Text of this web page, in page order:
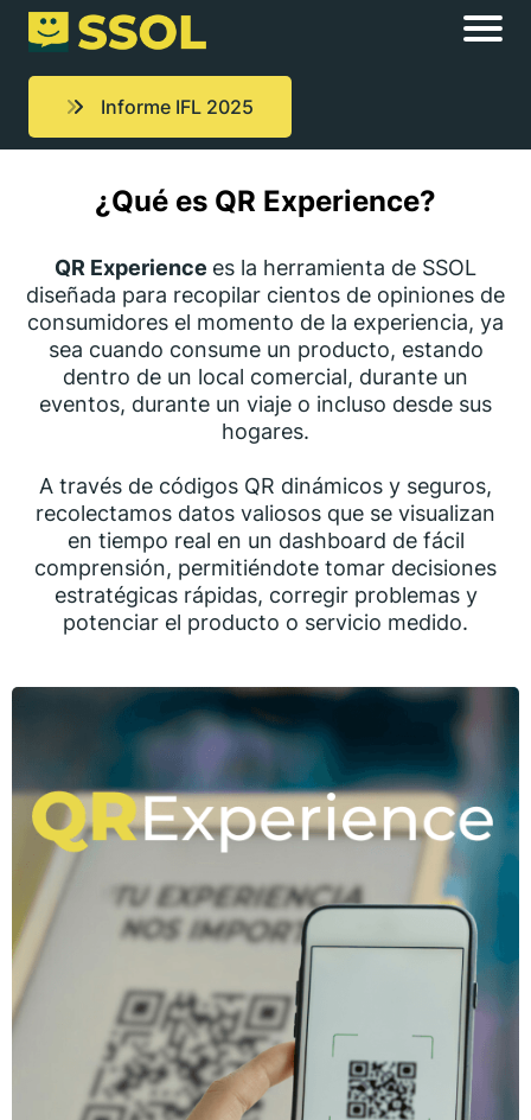
Informe IFL 2025
¿Qué es QR Experience?
QR Experience es la herramienta de SSOL
diseñada para recopilar cientos de opiniones de
consumidores el momento de la experiencia, ya
sea cuando consume un producto, estando
dentro de un local comercial, durante un
eventos, durante un viaje o incluso desde sus
hogares.
A través de códigos QR dinámicos y seguros,
recolectamos datos valiosos que se visualizan
en tiempo real en un dashboard de fácil
comprensión, permitiéndote tomar decisiones
estratégicas rápidas, corregir problemas y
potenciar el producto o servicio medido.